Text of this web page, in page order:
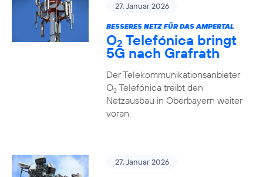
27. Januar 2026
BESSERES NETZ FÜR DAS AMPERTAL
O2 Telefónica bringt
5G nach Grafrath
Der Telekommunikationsanbieter
O2Telefónica treibt den
Netzausbau in Oberbayern weiter
voran.
27. Januar 2026